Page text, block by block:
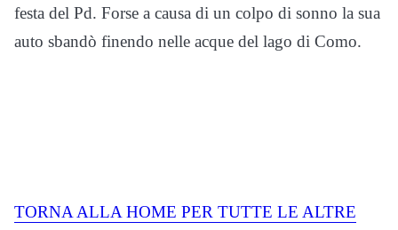
festa del Pd. Forse a causa di un colpo di sonno la sua
auto sbandò finendo nelle acque del lago di Como.
TORNA ALLA HOME PER TUTTE LE ALTRE